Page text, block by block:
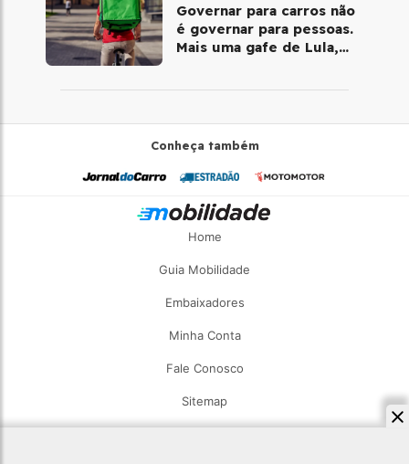
Governar para carros não
é governar para pessoas.
Mais uma gafe de Lula,
Conheça também
Home
Guia Mobilidade
Embaixadores
Minha Conta
Fale Conosco
Sitemap